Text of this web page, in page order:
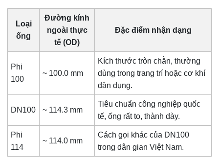
Loại
ống
Đường kính
ngoài thực
tế (OD)
Đặc điểm nhận dạng
Phi
100
~ 100.0 mm
Kích thước tròn chẵn, thường
dùng trong trang trí hoặc cơ khí
dân dụng.
DN100 ~ 114.3 mm
Tiêu chuẩn công nghiệp quốc
tế, ống rất to, thành dày.
Phi
114
~ 114.0 mm
Cách gọi khác của DN100
trong dân gian Việt Nam.